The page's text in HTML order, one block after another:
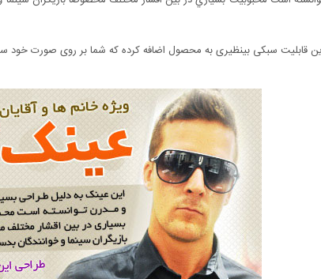
قابلیت سبکی بینظیری به محصول اضافه کرده که شما بر روی صورت